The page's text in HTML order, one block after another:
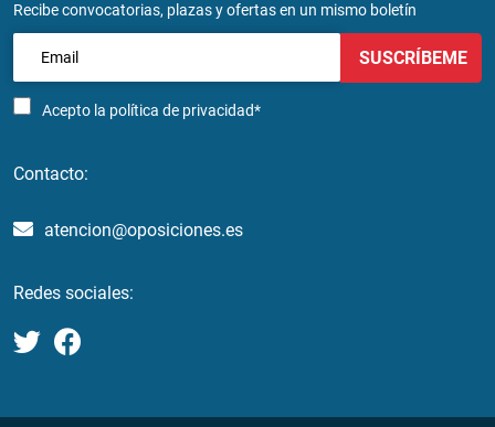
Recibe convocatorias, plazas y ofertas en un mismo boletín
Acepto la política de privacidad*
SUSCRÍBEME
Contacto:
atencion@oposiciones.es
Redes sociales: